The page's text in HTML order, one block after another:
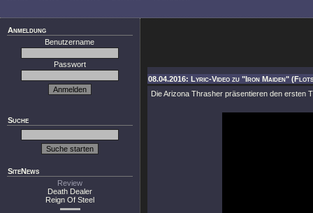
Anmeldung
Benutzername
Passwort
Suche
SiteNews
Review
Death Dealer
Reign Of Steel
08.04.2016: Lyric-Video zu "Iron Maiden"
Die Arizona Thrasher präsentieren den ersten